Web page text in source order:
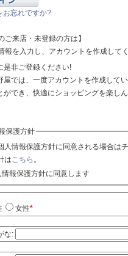
お忘れですか?
ご来店・未登録の方は】
報を入力し、アカウントを作成してく
是非ご登録ください!
屋では、一度アカウントを作成して
ができ、快適にショッピングを楽しん
保護方針
人情報保護方針に同意される場合は
は こちら 。
情報保護方針に同意します
女性*
な: